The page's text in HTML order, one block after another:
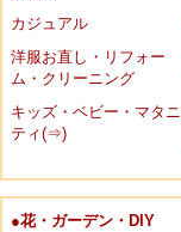
カジュアル
洋服お直し・リフォー
ム・クリーニング
キッズ・ベビー・マタニ
ティ(⇒)
●花・ガーデン・DIY